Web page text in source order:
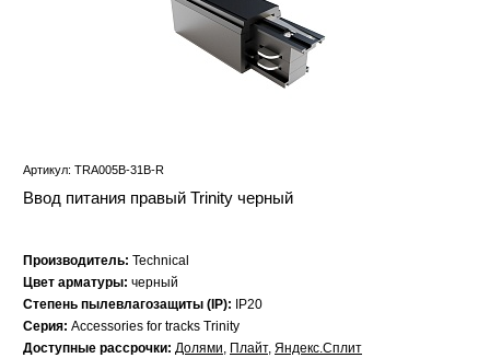
Артикул: TRA005B-31B-R
Ввод питания правый Trinity черный
Производитель: Technical
Цвет арматуры: черный
Степень пылевлагозащиты (IP):
IP20
Серия: Accessories for tracks Trinity
Доступные рассрочки: Долями, Плайт, Яндекс.Сплит